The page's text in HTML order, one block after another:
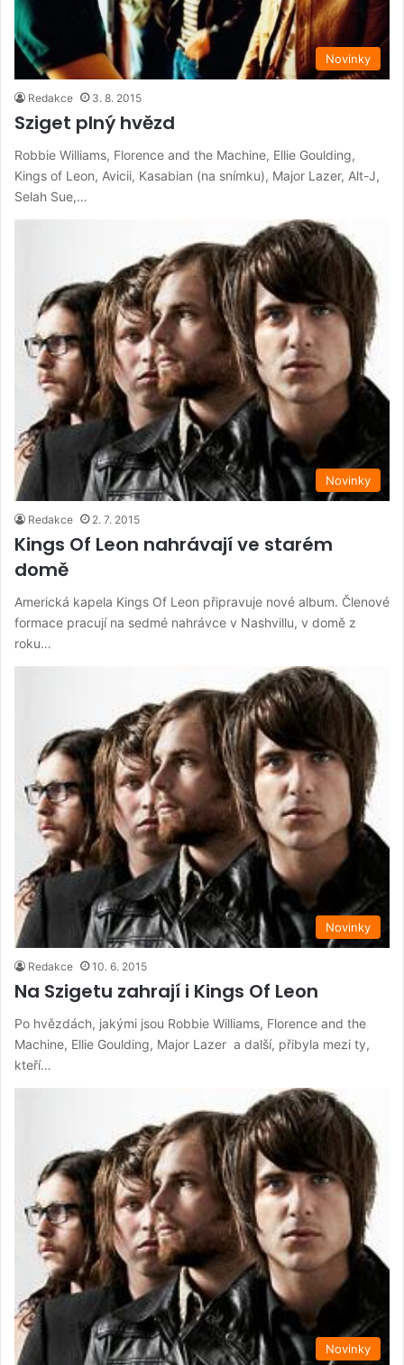
Novinky
Redakce 3. 8. 2015
Sziget plný hvězd
Robbie Williams, Florence and the Machine, Ellie Goulding,
Kings of Leon, Avicii, Kasabian (na snímku), Major Lazer, Alt-J,
Selah Sue,…
Novinky
Redakce 2. 7. 2015
Kings Of Leon nahrávají ve starém
domě
Americká kapela Kings Of Leon připravuje nové album. Členové
formace pracují na sedmé nahrávce v Nashvillu, v domě z
roku…
Novinky
Redakce 10. 6. 2015
Na Szigetu zahrají i Kings Of Leon
Po hvězdách, jakými jsou Robbie Williams, Florence and the
Machine, Ellie Goulding, Major Lazer a další, přibyla mezi ty,
kteří…
Novinky